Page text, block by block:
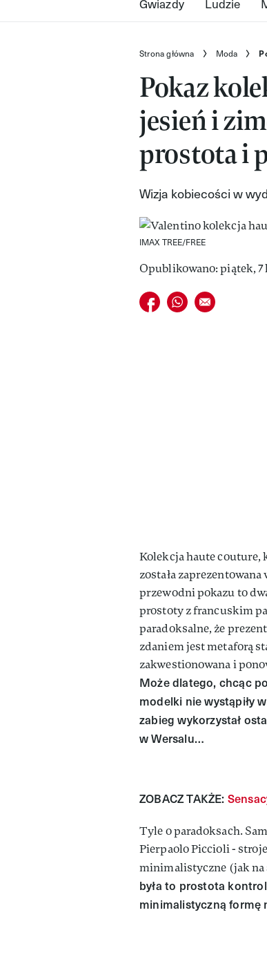
Strona główna Moda
Pokaz
jesień i
prostota i
Wizja kobiecości w
IMAX TREE/FREE
Opublikowano: piątek, 7
Udostępnij na facebook
Udostępnij na
E-mail do
Kolekcja haute couture,
została
przewodni pokazu to
prostoty z francuskim
paradoksalne, że
zdaniem jest metaforą
zakwestionowana i
Może dlatego, chcąc
modelki nie wystąpiły
zabieg wykorzystał
w Wersalu…
ZOBACZ TAKŻE:
Tyle o paradoksach.
Pierpaolo Piccioli -
minimalistyczne (jak
była to prostota
minimalistyczną formę